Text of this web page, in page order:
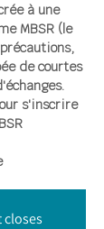
à une
MBSR (le
de courtes
s'inscrire